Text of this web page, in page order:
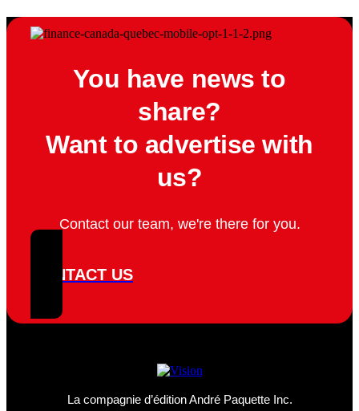
You have news to
share?
Want to advertise with
us?
Contact our team, we're there for you.
CONTACT US
La compagnie d’édition André Paquette Inc.